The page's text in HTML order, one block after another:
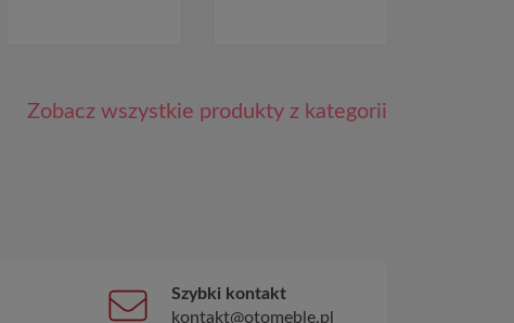
Zobacz wszystkie produkty z kategorii
Szybki kontakt
kontakt@otomeble.pl